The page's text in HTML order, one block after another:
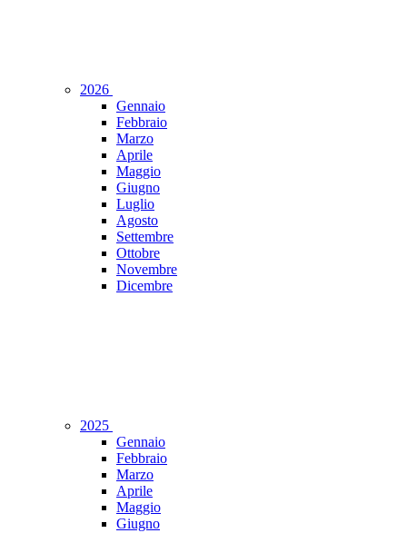
2026
Gennaio
Febbraio
Marzo
Aprile
Maggio
Giugno
Luglio
Agosto
Settembre
Ottobre
Novembre
Dicembre
2025
Gennaio
Febbraio
Marzo
Aprile
Maggio
Giugno